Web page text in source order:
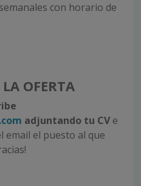
con horario de
OFERTA
adjuntando tu CV e
email el puesto al que